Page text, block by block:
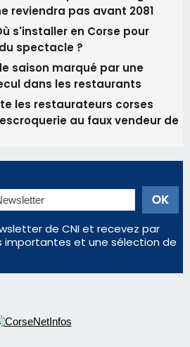
de Saint Exupery
Miss Corse 2026
Corse aux premières loges
reviendra pas avant 2081
s'installer en Corse pour
spectacle ?
saison marqué par une
dans les restaurants
les restaurateurs corses
au faux vendeur de